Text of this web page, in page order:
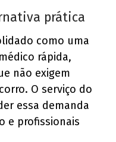
prática
como uma
rápida,
não exigem
O serviço do
essa demanda
e profissionais